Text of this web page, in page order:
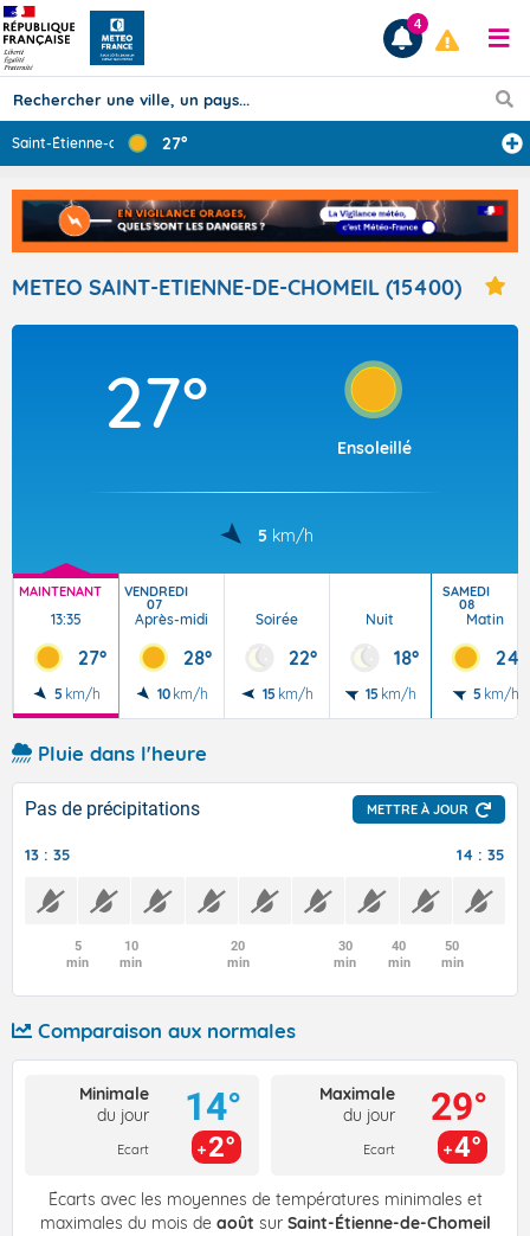
Prévisions
TOUS LES RÉSULTATS
Articles
4
Saint-Étienne-d 27°
METEO SAINT-ETIENNE-DE-CHOMEIL (15400)
27°
Ensoleillé
5 km/h
MAINTENANT
13:35
27°
5 km/h
VENDREDI
07
Après-midi
28°
10 km/h
Soirée
22°
15 km/h
Nuit
18°
15 km/h
SAMEDI
08
Matin
24°
5 km/h
Pluie dans l'heure
Pas de précipitations METTRE À JOUR
13 : 35 14 : 35
5
min
10
min
20
min
30
min
40
min
50
min
Comparaison aux normales
Minimale
du jour
Ecart
14°
2°
Maximale
du jour
Ecart
29°
4°
Écarts avec les moyennes de températures minimales et
maximales du mois de août sur Saint-Étienne-de-Chomeil